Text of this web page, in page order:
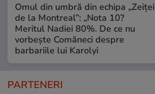
Omul din umbră din echipa „Zeiței
de la Montreal”: „Nota 10?
Meritul Nadiei 80%. De ce nu
vorbește Comăneci despre
barbariile lui Karolyi
PARTENERI